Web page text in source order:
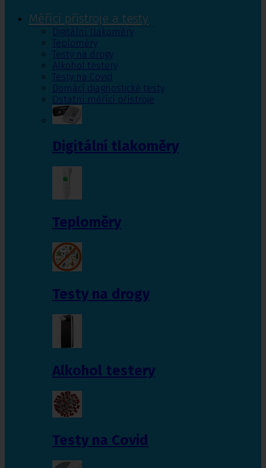
Měřící přístroje a testy
Digitální tlakoměry
Teploměry
Testy na drogy
Alkohol testery
Testy na Covid
Domácí diagnostické testy
Ostatní měřící přístroje
Digitální tlakoměry
Teploměry
Testy na drogy
Alkohol testery
Testy na Covid